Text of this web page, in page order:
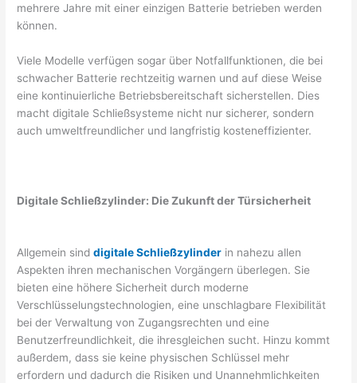
mehrere Jahre mit einer einzigen Batterie betrieben werden
können.
Viele Modelle verfügen sogar über Notfallfunktionen, die bei
schwacher Batterie rechtzeitig warnen und auf diese Weise
eine kontinuierliche Betriebsbereitschaft sicherstellen. Dies
macht digitale Schließsysteme nicht nur sicherer, sondern
auch umweltfreundlicher und langfristig kosteneffizienter.
Digitale Schließzylinder: Die Zukunft der Türsicherheit
Allgemein sinddigitale Schließzylinder in nahezu allen
Aspekten ihren mechanischen Vorgängern überlegen. Sie
bieten eine höhere Sicherheit durch moderne
Verschlüsselungstechnologien, eine unschlagbare Flexibilität
bei der Verwaltung von Zugangsrechten und eine
Benutzerfreundlichkeit, die ihresgleichen sucht. Hinzu kommt
außerdem, dass sie keine physischen Schlüssel mehr
erfordern und dadurch die Risiken und Unannehmlichkeiten